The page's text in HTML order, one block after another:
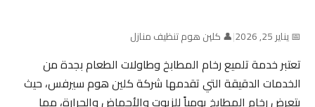
📅 يناير 25, 2026 |👤 كلين هوم تنظيف منازل
تعتبر خدمة تلميع رخام المطابخ وطاولات الطعام بجدة من
الخدمات الدقيقة التي تقدمها شركة كلين هوم سيرفس، حيث
يتعرض رخام المطابخ يومياً للزيوت والأحماض والحرارة، مما